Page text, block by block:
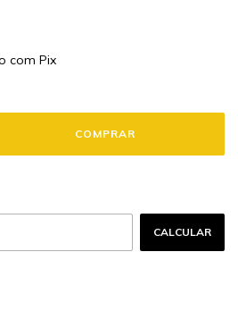
com Pix
CALCULAR